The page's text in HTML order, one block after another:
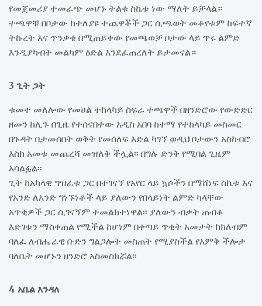
የመጀመሪያ ተመራጭ መሆኑ ትልቁ ስኬቱ ነው ማለት ይቻላል።
ተጫዋቹ በቦታው ከተለያዩ ተጨዋቾች ጋር ሲጫወት መቆየቱም ከፍተኛ
ትኩረት እና ጥንቃቄ በሚጠይቀው የመጫወቻ ቦታው ላይ ጥሩ ልምድ
እንዲያካብት መልካም ዕድል እንደፈጠረለት ይታመናል።
3 ጊት ጋት
ቁመተ መለሎው የመሀል ተከላካይ ስፍራ ተጫዋች በዘንድሮው የውድድር
ዘመን ከሊጉ በጊዜ የተሰናበተው አዲስ አበባ ከተማ የተከላካይ መስመር
በጉዳት በታመሰበት ወቅት የመሰለፍ እድል ካገኘ ወዲህ ቦታውን አስከብሮ
እስከ አመቱ መጨረሻ መዝለቅ ችሏል፡፡ በግሉ ድንቅ የሚባል ጊዜም
አሳልፏል፡፡
ጊት ከአካላዊ ግዝፈቱ ጋር በተገናኘ የአየር ላይ ኳሶችን በማሸነፍ ስኬቱ እና
የአንድ ለአንድ ግነኙነቶች ላይ ያለውን የበላይነት ልምድ ካላቸው
አጥቂዎች ጋር ሲገናኝም ተመልክተነዋል፡፡ ያለውን ብቃት ጠብቆ
እድገቱን ማስቀጠል የሚችል ከሆነም በቀጣይ ጥቂት አመታት ከክለብም
ባለፈ ለብሔራዊ ቡድን ግልጋሎት መስጠት የሚያስችል የእምቅ ችሎታ
ባለቤት መሆኑን ዘንድሮ አስመስክሯል፡፡
4 አቤል እንዳለ